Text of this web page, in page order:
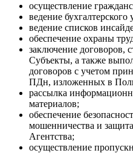
осуществление
ведение бухгалтерского
ведение списков
обеспечение охраны
заключение договоров,
Субъекты, а также
договоров с учетом
ПДн, изложенных в
рассылка
материалов;
обеспечение
мошенничества и
Агентства;
осуществление